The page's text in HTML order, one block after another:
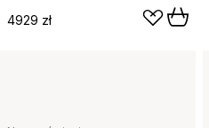
4929 zł